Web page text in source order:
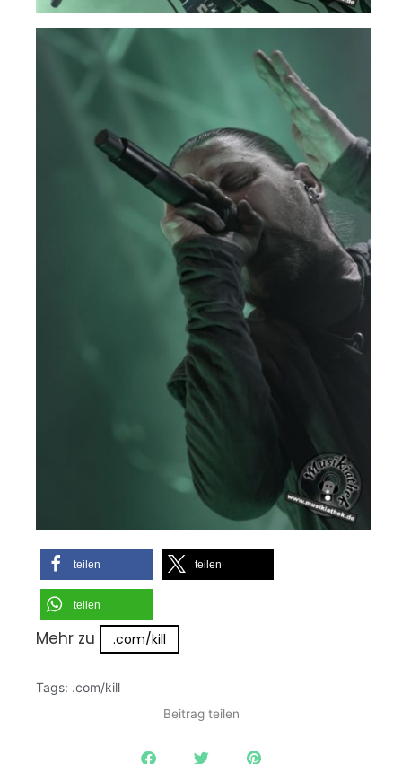
teilen teilen
teilen
Mehr zu .com/kill
Tags: .com/kill
Beitrag teilen